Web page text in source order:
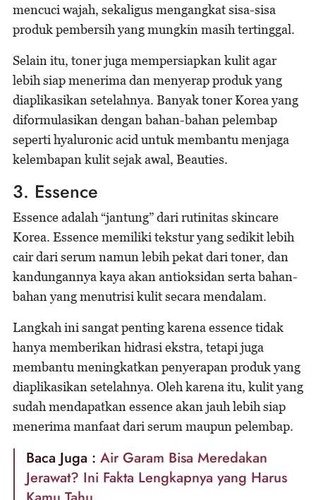
mencuci wajah, sekaligus mengangkat sisa-sisa
produk pembersih yang mungkin masih tertinggal.
Selain itu, toner juga mempersiapkan kulit agar
lebih siap menerima dan menyerap produk yang
diaplikasikan setelahnya. Banyak toner Korea yang
diformulasikan dengan bahan-bahan pelembap
seperti hyaluronic acid untuk membantu menjaga
kelembapan kulit sejak awal, Beauties.
3. Essence
Essence adalah “jantung” dari rutinitas skincare
Korea. Essence memiliki tekstur yang sedikit lebih
cair dari serum namun lebih pekat dari toner, dan
kandungannya kaya akan antioksidan serta bahan-
bahan yang menutrisi kulit secara mendalam.
Langkah ini sangat penting karena essence tidak
hanya memberikan hidrasi ekstra, tetapi juga
membantu meningkatkan penyerapan produk yang
diaplikasikan setelahnya. Oleh karena itu, kulit yang
sudah mendapatkan essence akan jauh lebih siap
menerima manfaat dari serum maupun pelembap.
Baca Juga : Air Garam Bisa Meredakan
Jerawat? Ini Fakta Lengkapnya yang Harus